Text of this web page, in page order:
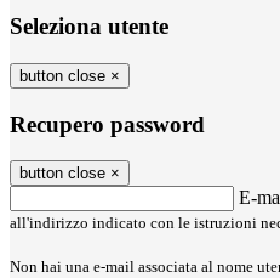
Seleziona utente
button close ×
Recupero password
button close ×
E-
all'indirizzo indicato con le istruzioni
Non hai una e-mail associata al nome